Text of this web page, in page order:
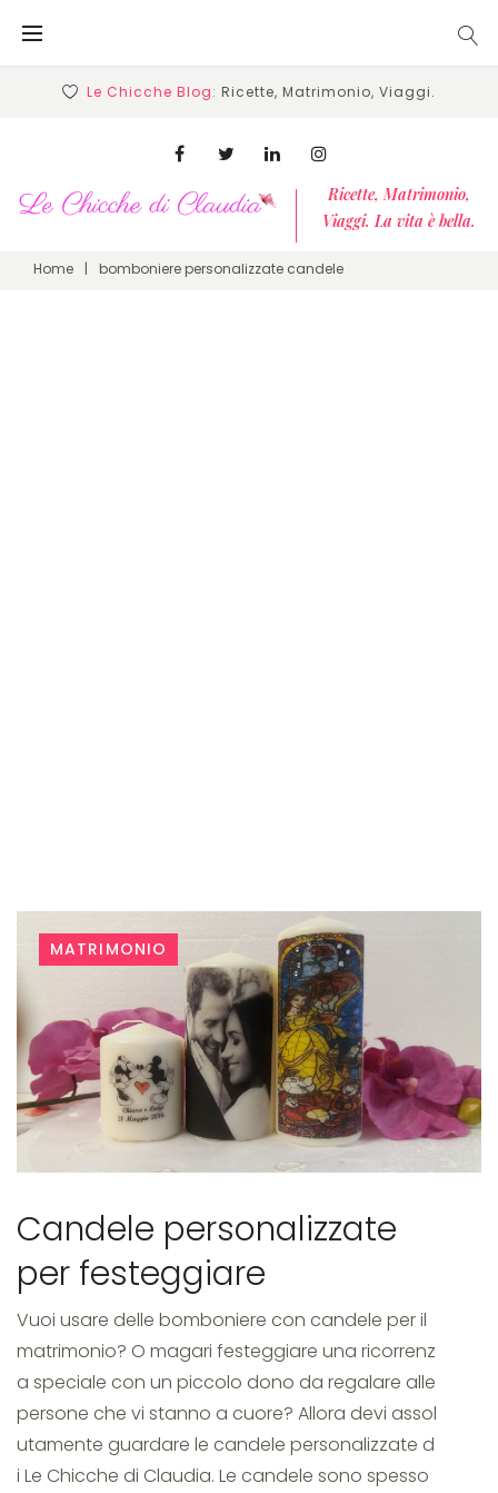
Le Chicche Blog: Ricette, Matrimonio, Viaggi.
Ricette, Matrimonio,
Viaggi. La vita è bella.
Facebook LinkedinInstagram
Home | bomboniere personalizzate candele
Tag:
bomboniere
personalizzate
candele
MATRIMONIO
Candele personalizzate
per festeggiare
Vuoi usare delle bomboniere con candele per il
matrimonio? O magari festeggiare una ricorrenz
a speciale con un piccolo dono da regalare alle
persone che vi stanno a cuore? Allora devi assol
utamente guardare le candele personalizzate d
i Le Chicche di Claudia. Le candele sono spesso